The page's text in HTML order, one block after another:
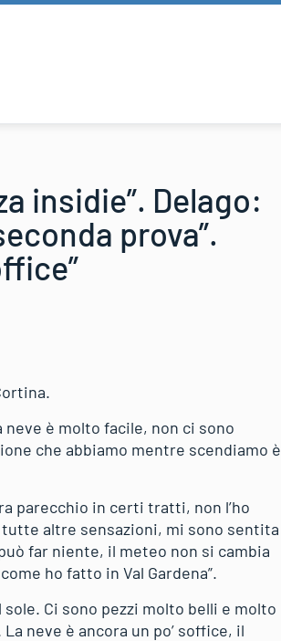
insidie”. Delago:
prova”.
è molto facile, non ci sono
che abbiamo mentre scendiamo è
parecchio in certi tratti, non l’ho
tutte altre sensazioni, mi sono sentita
far niente, il meteo non si cambia
ho fatto in Val Gardena”.
Ci sono pezzi molto belli e molto
neve è ancora un po’ soffice, il